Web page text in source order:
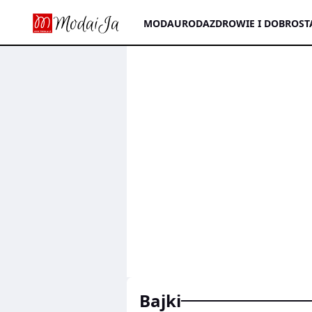
MODAURODAZDROWIE I
bajki